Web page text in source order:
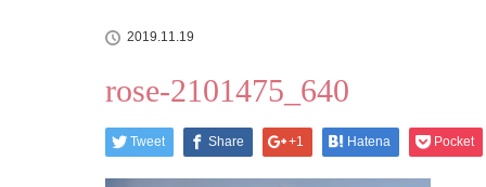
2019.11.19
rose-2101475_640
Tweet Share +1 Hatena Pocket